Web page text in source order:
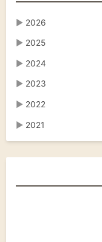
▶ 2026
▶ 2025
▶ 2024
▶ 2023
▶ 2022
▶ 2021